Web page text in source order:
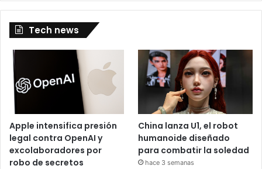
Tech news
Apple intensifica presión
legal contra OpenAI y
excolaboradores por
robo de secretos
China lanza U1, el robot
humanoide diseñado
para combatir la soledad
hace 3 semanas